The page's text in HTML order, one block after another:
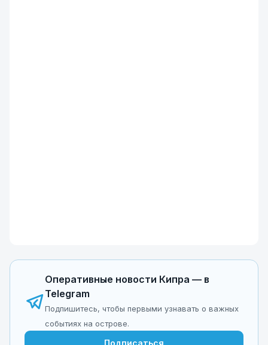
Оперативные новости Кипра — в
Telegram
Подпишитесь, чтобы первыми узнавать о важных
событиях на острове.
Подписаться